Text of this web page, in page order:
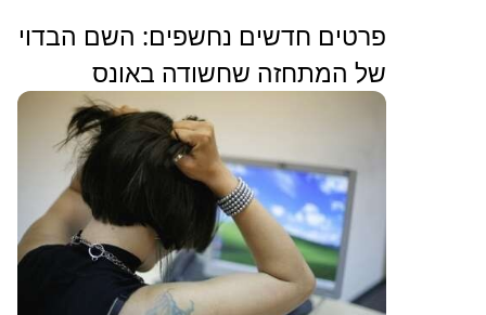
פרטים חדשים נחשפים: השם הבדוי
של המתחזה שחשודה באונס